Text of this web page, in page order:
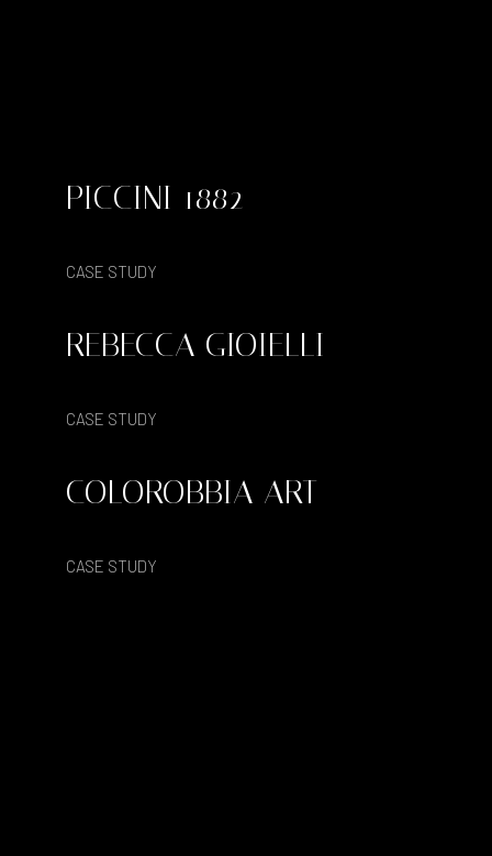
PICCINI 1882
CASE STUDY
REBECCA GIOIELLI
CASE STUDY
COLOROBBIA ART
CASE STUDY